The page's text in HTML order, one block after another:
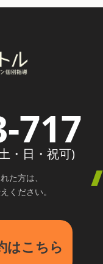
717
・日・祝可)
た方は、
ください。
はこちら